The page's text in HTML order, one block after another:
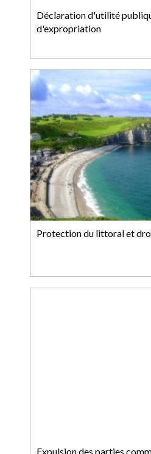
Déclaration d'utilité
d'expropriation
Protection du littoral et
Expulsion des parties